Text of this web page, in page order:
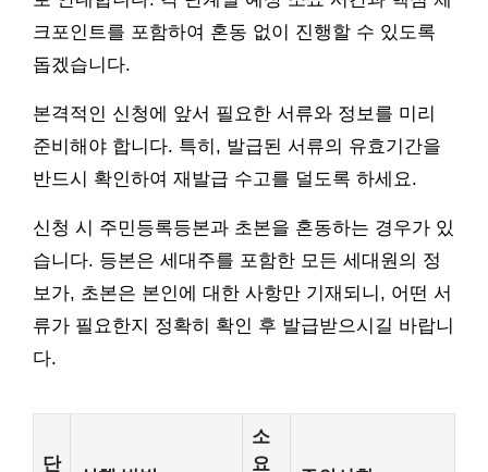
크포인트를 포함하여 혼동 없이 진행할 수 있도록
돕겠습니다.
본격적인 신청에 앞서 필요한 서류와 정보를 미리
준비해야 합니다. 특히, 발급된 서류의 유효기간을
반드시 확인하여 재발급 수고를 덜도록 하세요.
신청 시 주민등록등본과 초본을 혼동하는 경우가 있
습니다. 등본은 세대주를 포함한 모든 세대원의 정
보가, 초본은 본인에 대한 사항만 기재되니, 어떤 서
류가 필요한지 정확히 확인 후 발급받으시길 바랍니
다.
단
소
요